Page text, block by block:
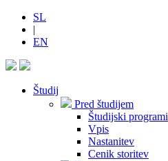
SL
|
EN
Študij
Pred študijem
Študijski programi
Vpis
Nastanitev
Cenik storitev